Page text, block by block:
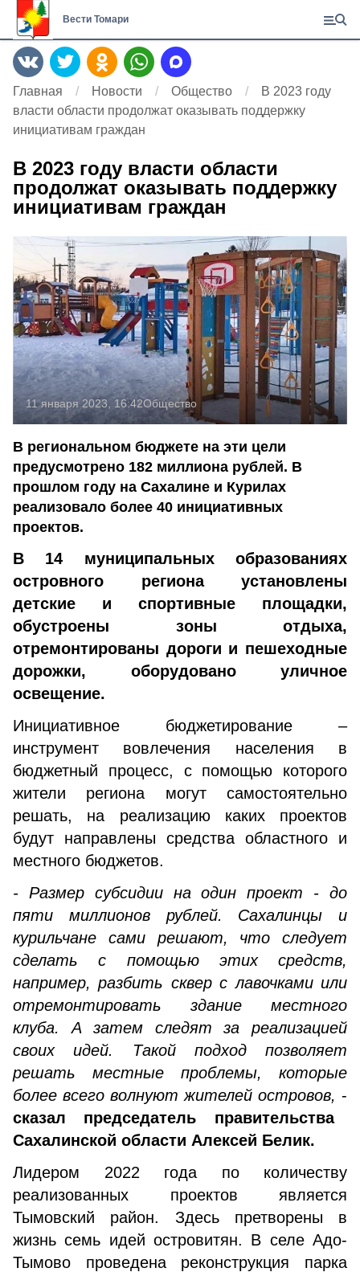
Вести Томари
Главная Новости Общество
В 2023 году
власти области продолжат оказывать поддержку
инициативам граждан
В 2023 году власти области
продолжат оказывать поддержку
инициативам граждан
11 января 2023, 16:42Общество
В региональном бюджете на эти цели
предусмотрено 182 миллиона рублей. В
прошлом году на Сахалине и Курилах
реализовало более 40 инициативных
проектов.
В 14 муниципальных образованиях
островного региона установлены
детские и спортивные площадки,
обустроены зоны отдыха,
отремонтированы дороги и пешеходные
дорожки, оборудовано уличное
освещение.
Инициативное бюджетирование –
инструмент вовлечения населения в
бюджетный процесс, с помощью которого
жители региона могут самостоятельно
решать, на реализацию каких проектов
будут направлены средства областного и
местного бюджетов.
- Размер субсидии на один проект - до
пяти миллионов рублей. Сахалинцы и
курильчане сами решают, что следует
сделать с помощью этих средств,
например, разбить сквер с лавочками или
отремонтировать здание местного
клуба. А затем следят за реализацией
своих идей. Такой подход позволяет
решать местные проблемы, которые
более всего волнуют жителей островов, -
сказал председатель правительства
Сахалинской области Алексей Белик.
Лидером 2022 года по количеству
реализованных проектов является
Тымовский район. Здесь претворены в
жизнь семь идей островитян. В селе Адо-
Тымово проведена реконструкция парка